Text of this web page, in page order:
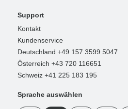
Support
Kontakt
Kundenservice
Deutschland +49 157 3599 5047
Österreich +43 720 116651
Schweiz +41 225 183 195
Sprache auswählen